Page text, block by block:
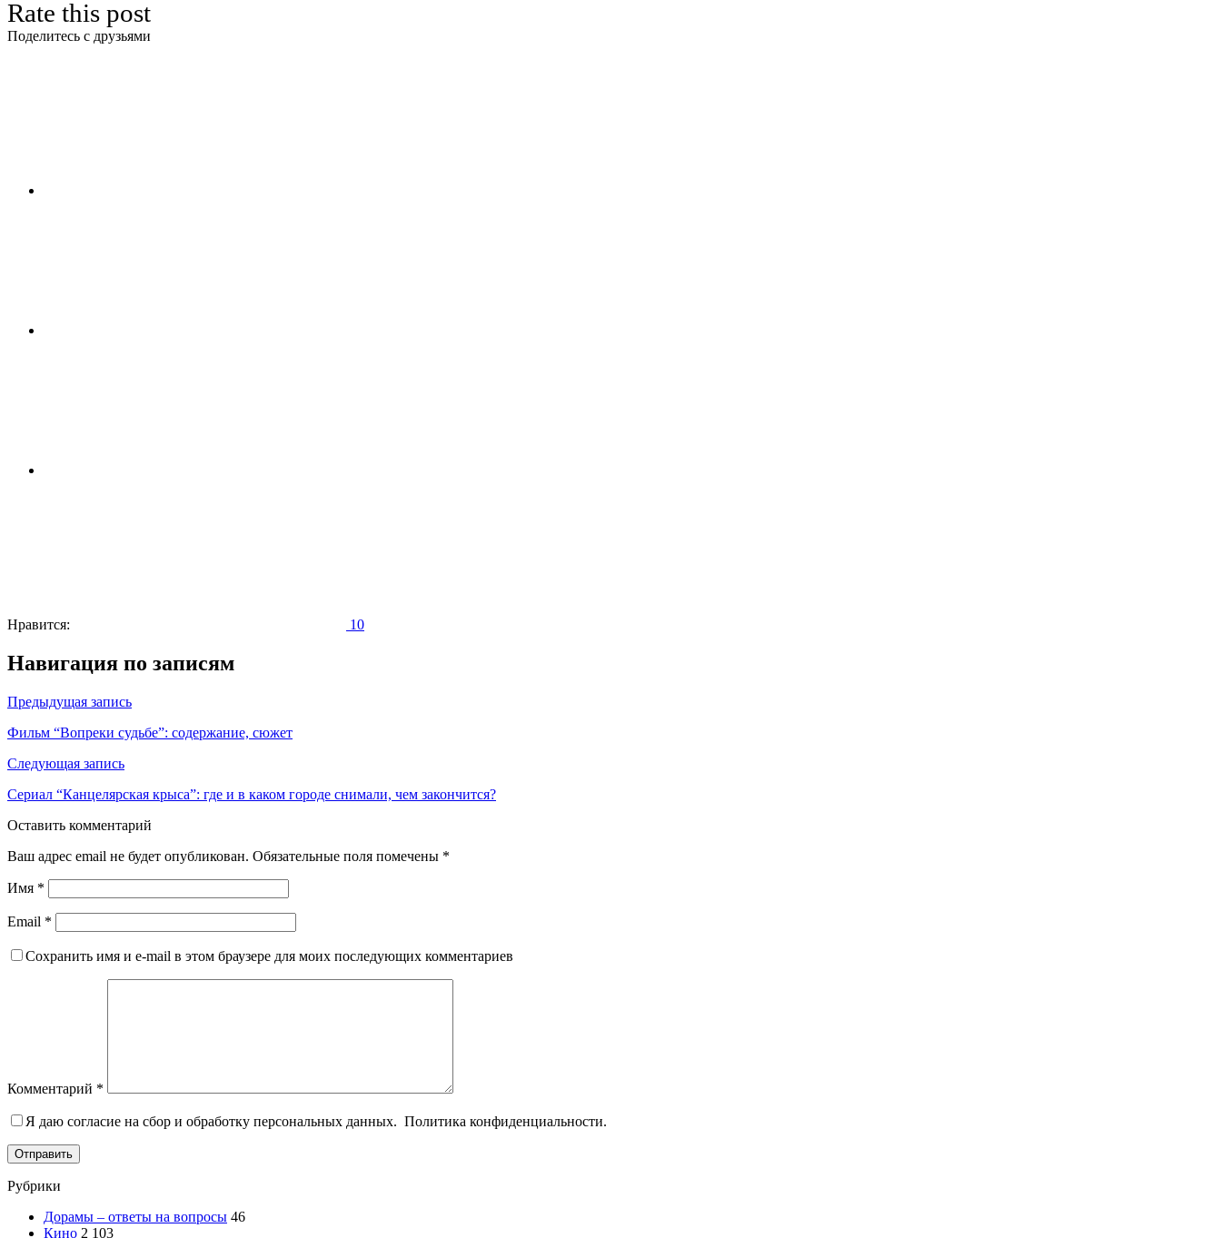
Rate this post
Поделитесь с друзьями
Нравится: 10
Навигация по записям
Предыдущая запись
Фильм “Вопреки судьбе”: содержание, сюжет
Следующая запись
Сериал “Канцелярская крыса”: где и в каком городе снимали, чем закончится?
Оставить комментарий
Ваш адрес email не будет опубликован. Обязательные поля помечены *
Имя *
Email *
Сохранить имя и e-mail в этом браузере для моих последующих комментариев
Комментарий *
Я даю согласие на сбор и обработку персональных данных. Политика конфиденциальности.
Отправить
Рубрики
Дорамы – ответы на вопросы 46
Кино 2 103